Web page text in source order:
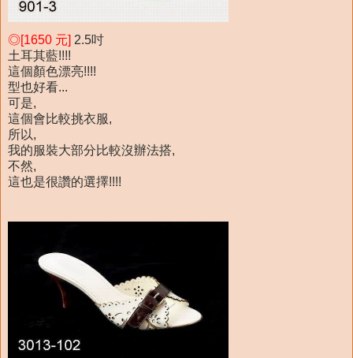
◎[1650 元] 2.5吋
土耳其藍!!!!
這個顏色漂亮!!!!
型也好看...
可是,
這個會比較挑衣服,
所以,
我的服裝大部分比較沒辦法搭,
不然,
這也是很讚的選擇!!!!